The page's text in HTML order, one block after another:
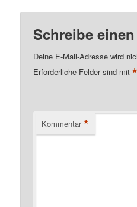
Schreibe
Deine E-Mail-Adresse wird
Erforderliche Felder sind mit*
Kommentar *